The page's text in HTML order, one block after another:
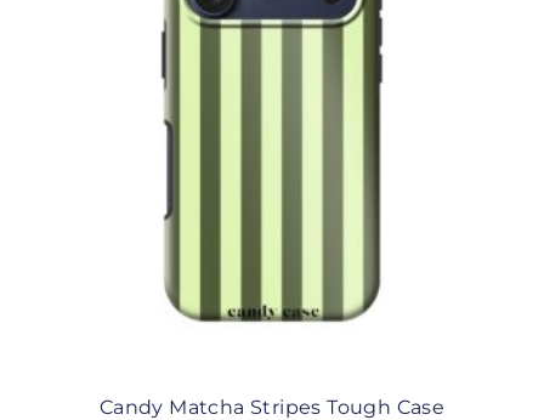
Candy Matcha Stripes Tough Case